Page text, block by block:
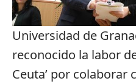
Universidad de
reconocido la labor
Ceuta’ por colaborar